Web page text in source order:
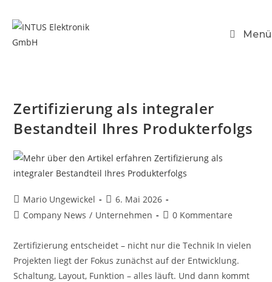
Menü
Zertifizierung als integraler
Bestandteil Ihres Produkterfolgs
Mario Ungewickel
6. Mai 2026
Company News / Unternehmen 0 Kommentare
Zertifizierung entscheidet – nicht nur die Technik In vielen
Projekten liegt der Fokus zunächst auf der Entwicklung.
Schaltung, Layout, Funktion – alles läuft. Und dann kommt